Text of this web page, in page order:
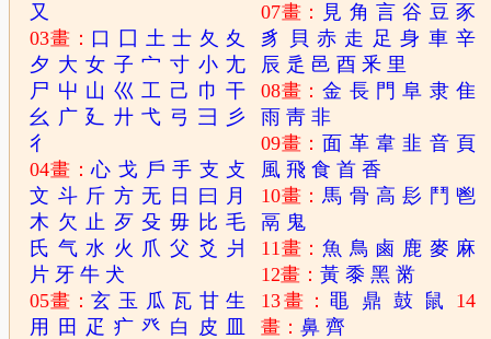
又
03畫： 口 囗 土 士 夂 夊
夕 大 女 子 宀 寸 小 尢
尸 屮 山 巛 工 己 巾 干
幺 广 廴 廾 弋 弓 彐
彡
彳
04畫：心 戈 戶 手 支 攴
文 斗 斤 方 无 日 曰 月
木 欠 止 歹 殳 毋 比 毛
氏 气 水 火 爪 父 爻 爿
片 牙 牛 犬
05畫：玄 玉 瓜 瓦 甘 生
用
田 疋 疒 癶 白 皮
07畫： 見 角 言 谷 豆 豕
豸
貝 赤 走 足 身 車 辛
辰 辵 邑 酉 釆 里
08畫：金 長 門 阜 隶 隹
雨 靑 非
09畫： 面 革 韋 韭 音 頁
風 飛 食 首 香
10畫：馬 骨 高 髟 鬥 鬯
鬲 鬼
11畫：魚 鳥 鹵 鹿 麥 麻
12畫：黃 黍 黑 黹
13畫： 黽 鼎 鼓 鼠
14
畫：鼻 齊